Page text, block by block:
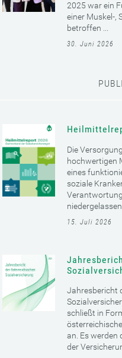
2025 war ein
einer Muskel-,
betroffen ...
30. Juni 2026
Die
hochwertigen
eines
soziale
15. Juli 2026
Jahresbericht
schließt in
an. Es werden
der